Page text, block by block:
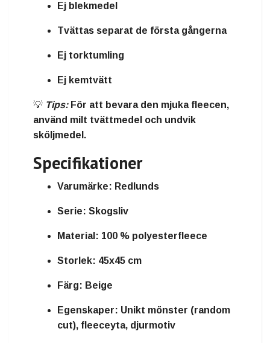
Ej blekmedel
Tvättas separat de första gångerna
Ej torktumling
Ej kemtvätt
💡 Tips:För att bevara den mjuka fleecen,
använd milt tvättmedel och undvik
sköljmedel.
Specifikationer
Varumärke: Redlunds
Serie: Skogsliv
Material: 100 % polyesterfleece
Storlek: 45x45 cm
Färg: Beige
Egenskaper: Unikt mönster (random
cut), fleeceyta, djurmotiv